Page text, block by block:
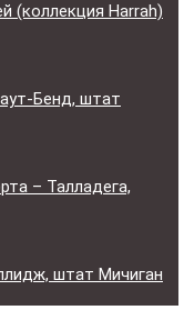
(коллекция Harrah)
Бенд, штат
– Талладега,
штат Мичиган